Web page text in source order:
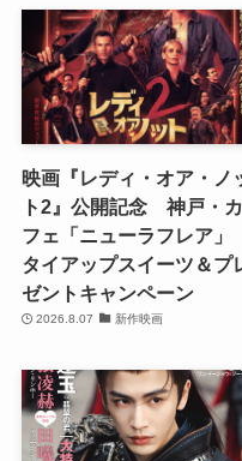
映画『レディ・オア・ノ
ト2』公開記念 神戸・カ
フェ「ニューラフレア」
タイアップスイーツ＆プ
ゼントキャンペーン
2026.8.07 新作映画